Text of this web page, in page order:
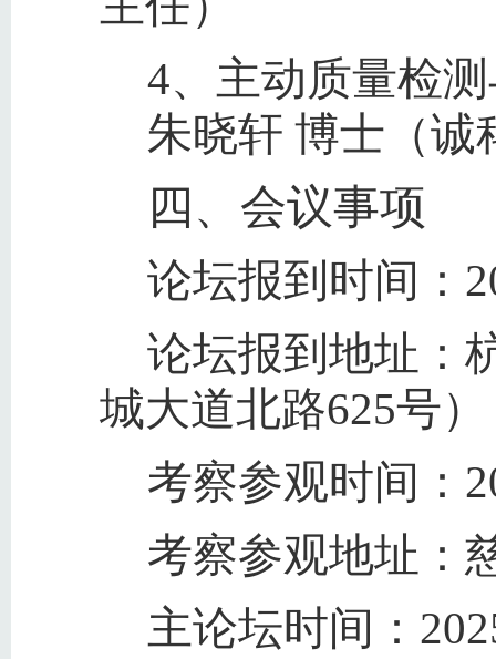
4、主动质量检
朱晓轩 博士（诚
四、会议事项
论坛报到时间：
论坛报到地址：
城大道北路625号）
考察参观时间：
考察参观地址：
主论坛时间：